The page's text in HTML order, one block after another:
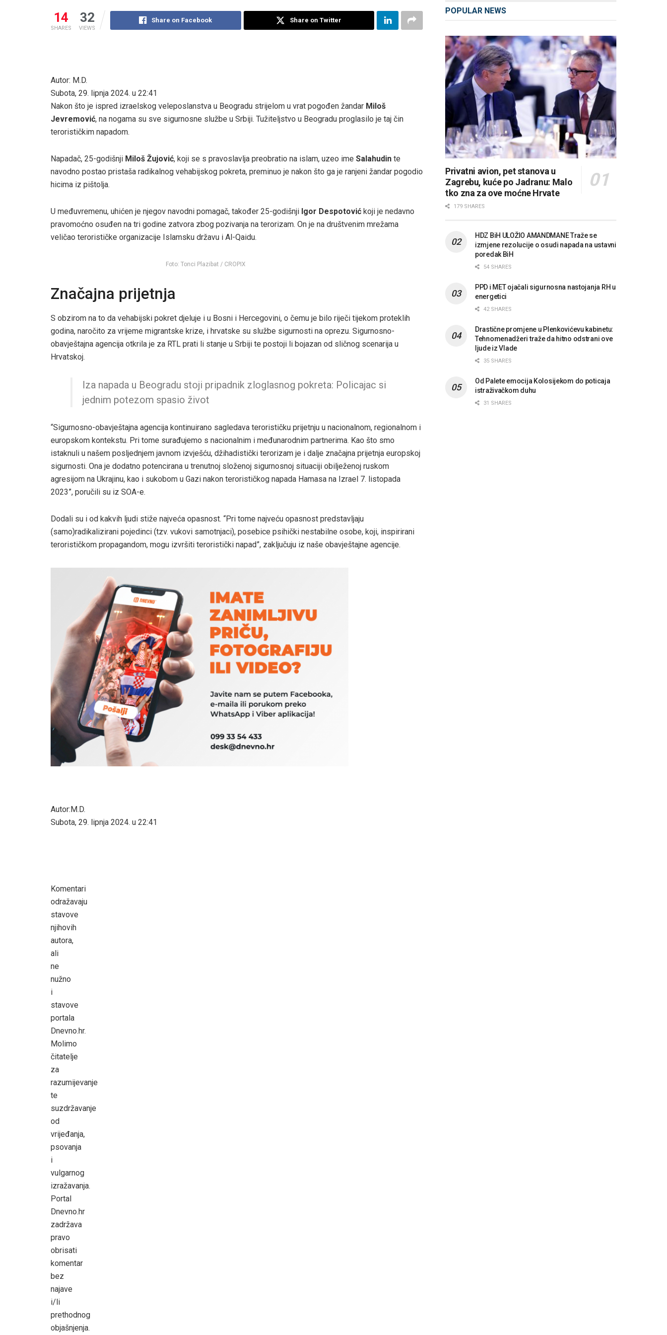
14
SHARES
32
VIEWS
Share on Facebook Share on Twitter
Autor: M.D.
Subota, 29. lipnja 2024. u 22:41
Nakon što je ispred izraelskog veleposlanstva u Beogradu strijelom u vrat pogođen žandar Miloš
Jevremović, na nogama su sve sigurnosne službe u Srbiji. Tužiteljstvo u Beogradu proglasilo je taj čin
terorističkim napadom.
Napadač, 25-godišnji Miloš Žujović, koji se s pravoslavlja preobratio na islam, uzeo ime Salahudin te
navodno postao pristaša radikalnog vehabijskog pokreta, preminuo je nakon što ga je ranjeni žandar pogodio
hicima iz pištolja.
U međuvremenu, uhićen je njegov navodni pomagač, također 25-godišnji Igor Despotović koji je nedavno
pravomoćno osuđen na tri godine zatvora zbog pozivanja na terorizam. On je na društvenim mrežama
veličao terorističke organizacije Islamsku državu i Al-Qaidu.
Foto: Tonci Plazibat / CROPIX
Značajna prijetnja
S obzirom na to da vehabijski pokret djeluje i u Bosni i Hercegovini, o čemu je bilo riječi tijekom proteklih
godina, naročito za vrijeme migrantske krize, i hrvatske su službe sigurnosti na oprezu. Sigurnosno-
obavještajna agencija otkrila je za RTL prati li stanje u Srbiji te postoji li bojazan od sličnog scenarija u
Hrvatskoj.
Iza napada u Beogradu stoji pripadnik zloglasnog pokreta: Policajac si
jednim potezom spasio život
“Sigurnosno-obavještajna agencija kontinuirano sagledava terorističku prijetnju u nacionalnom, regionalnom i
europskom kontekstu. Pri tome surađujemo s nacionalnim i međunarodnim partnerima. Kao što smo
istaknuli u našem posljednjem javnom izvješću, džihadistički terorizam je i dalje značajna prijetnja europskoj
sigurnosti. Ona je dodatno potencirana u trenutnoj složenoj sigurnosnoj situaciji obilježenoj ruskom
agresijom na Ukrajinu, kao i sukobom u Gazi nakon terorističkog napada Hamasa na Izrael 7. listopada
2023”, poručili su iz SOA-e.
Dodali su i od kakvih ljudi stiže najveća opasnost. “Pri tome najveću opasnost predstavljaju
(samo)radikalizirani pojedinci (tzv. vukovi samotnjaci), posebice psihički nestabilne osobe, koji, inspirirani
terorističkom propagandom, mogu izvršiti teroristički napad”, zaključuju iz naše obavještajne agencije.
Autor:M.D.
Subota, 29. lipnja 2024. u 22:41
Komentari
odražavaju
stavove
njihovih
autora,
ali
ne
nužno
i
stavove
portala
Dnevno.hr.
Molimo
čitatelje
za
razumijevanje
te
suzdržavanje
od
vrijeđanja,
psovanja
i
vulgarnog
izražavanja.
Portal
Dnevno.hr
zadržava
pravo
obrisati
komentar
bez
najave
i/li
prethodnog
objašnjenja.
POPULAR NEWS
Privatni avion, pet stanova u
Zagrebu, kuće po Jadranu: Malo
tko zna za ove moćne Hrvate
179 SHARES
HDZ BiH ULOŽIO AMANDMANE Traže se
izmjene rezolucije o osudi napada na ustavni
poredak BiH
54 SHARES
PPD i MET ojačali sigurnosna nastojanja RH u
energetici
42 SHARES
Drastične promjene u Plenkovićevu kabinetu:
Tehnomenadžeri traže da hitno odstrani ove
ljude iz Vlade
35 SHARES
Od Palete emocija Kolosijekom do poticaja
istraživačkom duhu
31 SHARES